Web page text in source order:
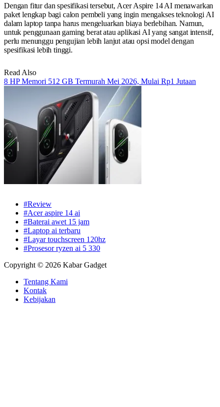
Dengan fitur dan spesifikasi tersebut, Acer Aspire 14 AI menawarkan
paket lengkap bagi calon pembeli yang ingin mengakses teknologi AI
dalam laptop tanpa harus mengeluarkan biaya berlebihan. Namun,
untuk penggunaan gaming berat atau aplikasi AI yang sangat intensif,
perlu menunggu pengujian lebih lanjut atau opsi model dengan
spesifikasi lebih tinggi.
Read Also
8 HP Memori 512 GB Termurah Mei 2026, Mulai Rp1 Jutaan
#Review
#Acer aspire 14 ai
#Baterai awet 15 jam
#Laptop ai terbaru
#Layar touchscreen 120hz
#Prosesor ryzen ai 5 330
Copyright © 2026 Kabar Gadget
Tentang Kami
Kontak
Kebijakan